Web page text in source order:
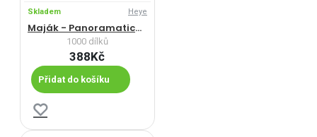
Skladem Heye
Maják - Panoramatické puzzle
1000 dílků
388Kč
Přidat do košíku